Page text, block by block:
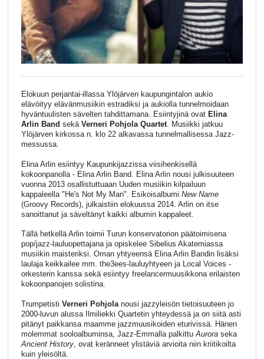
Elokuun perjantai-illassa Ylöjärven kaupungintalon aukio
elävöityy elävänmusiikin estradiksi ja aukiolla tunnelmoidaan
hyväntuulisten sävelten tahdittamana. Esiintyjinä ovat Elina
Arlin Band sekä Verneri Pohjola Quartet. Musiikki jatkuu
Ylöjärven kirkossa n. klo 22 alkavassa tunnelmallisessa Jazz-
messussa.
Elina Arlin esiintyy Kaupunkijazzissa viisihenkisellä
kokoonpanolla - Elina Arlin Band. Elina Arlin nousi julkisuuteen
vuonna 2013 osallistuttuaan Uuden musiikin kilpailuun
kappaleella "He's Not My Man". Esikoisalbumi New Name
(Groovy Records), julkaistiin elokuussa 2014. Arlin on itse
sanoittanut ja säveltänyt kaikki albumin kappaleet.
Tällä hetkellä Arlin toimii Turun konservatorion päätoimisena
pop/jazz-lauluopettajana ja opiskelee Sibelius Akatemiassa
musiikin maisteriksi. Oman yhtyeensä Elina Arlin Bandin lisäksi
laulaja keikkailee mm. the3ees-lauluyhtyeen ja Local Voices -
orkesterin kanssa sekä esiintyy freelancermuusikkona erilaisten
kokoonpanojen solistina.
Trumpetisti Verneri Pohjolanousi jazzyleisön tietoisuuteen jo
2000-luvun alussa Ilmiliekki Quartetin yhteydessä ja on siitä asti
pitänyt paikkansa maamme jazzmuusikoiden eturivissä. Hänen
molemmat sooloalbuminsa, Jazz-Emmalla palkittu Auroraseka
Ancient History, ovat keränneet ylistäviä arvioita niin kriitikoilta
kuin yleisöltä.